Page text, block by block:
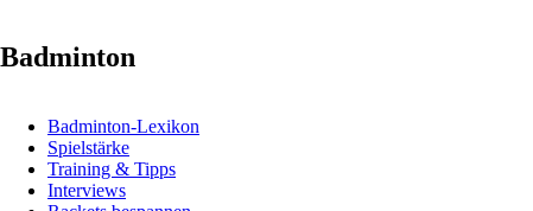
Badminton
Badminton-Lexikon
Spielstärke
Training & Tipps
Interviews